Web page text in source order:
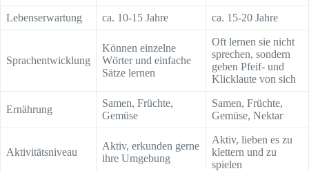
Lebenserwartung ca. 10-15 Jahre ca. 15-20 Jahre
Sprachentwicklung
Können einzelne
Wörter und einfache
Sätze lernen
Oft lernen sie nicht
sprechen, sondern
geben Pfeif- und
Klicklaute von sich
Ernährung
Samen, Früchte,
Gemüse
Samen, Früchte,
Gemüse, Nektar
Aktivitätsniveau
Aktiv, erkunden gerne
ihre Umgebung
Aktiv, lieben es zu
klettern und zu
spielen